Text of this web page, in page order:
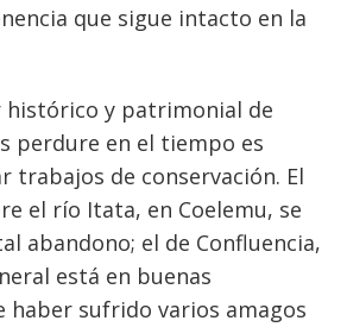
que sigue intacto en la
histórico y patrimonial de
perdure en el tiempo es
trabajos de conservación. El
el río Itata, en Coelemu, se
abandono; el de Confluencia,
está en buenas
haber sufrido varios amagos